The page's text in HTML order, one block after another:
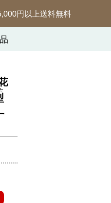
円以上送料無料